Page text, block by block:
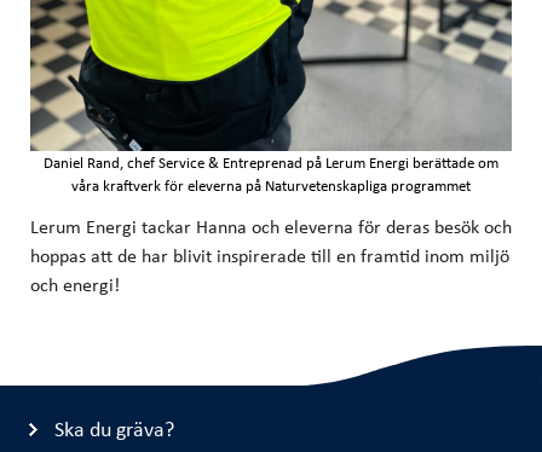
Daniel Rand, chef Service & Entreprenad på Lerum Energi berättade om
våra kraftverk för eleverna på Naturvetenskapliga programmet
Lerum Energi tackar Hanna och eleverna för deras besök och
hoppas att de har blivit inspirerade till en framtid inom miljö
och energi!
Ska du gräva?